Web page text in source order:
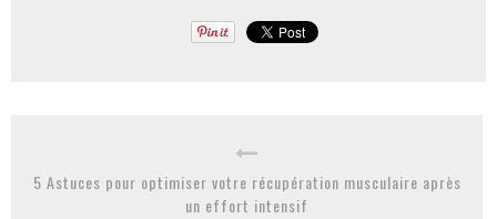
5 Astuces pour optimiser votre récupération musculaire après
un effort intensif